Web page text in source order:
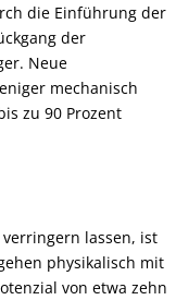
die Einführung der
der
Neue
mechanisch
zu 90 Prozent
lassen, ist
physikalisch mit
von etwa zehn